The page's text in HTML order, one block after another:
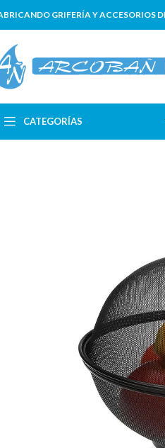
GRIFERÍA Y ACCESORIOS
CATEGORÍAS